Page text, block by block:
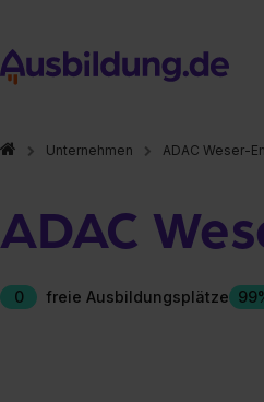
Unternehmen ADAC Weser-
ADAC
0 freie Ausbildungsplätze